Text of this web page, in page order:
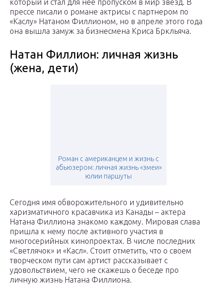
который и стал для нее пропуском в мир звезд. В
прессе писали о романе актрисы с партнером по
«Каслу» Натаном Филлионом, но в апреле этого года
она вышла замуж за бизнесмена Криса Бркльяча.
Натан Филлион: личная жизнь
(жена, дети)
Роман с американцем и жизнь с
абьюзером: личная жизнь «змеи»
юлии паршуты
Сегодня имя обворожительного и удивительно
харизматичного красавчика из Канады – актера
Натана Филлиона знакомо каждому. Мировая слава
пришла к нему после активного участия в
многосерийных кинопроектах. В числе последних
«Светлячок» и «Касл». Стоит отметить, что о своем
творческом пути сам артист рассказывает с
удовольствием, чего не скажешь о беседе про
личную жизнь Натана Филлиона.